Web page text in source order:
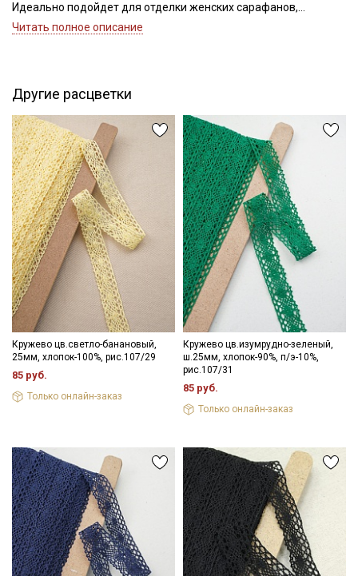
Идеально подойдет для отделки женских сарафанов,
платьев, юбок, рукавов.
Цветопередача может отличаться от оригинального цвета в
зависимости от настроек вашего монитора.
Читать полное описание
Другие расцветки
Кружево цв.светло-банановый,
25мм, хлопок-100%, рис.107/29
85 руб.
Только онлайн-заказ
Кружево цв.изумрудно-зеленый,
ш.25мм, хлопок-90%, п/э-10%,
рис.107/31
85 руб.
Только онлайн-заказ